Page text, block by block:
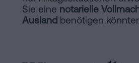
Sie eine notarielle
Ausland benötigen